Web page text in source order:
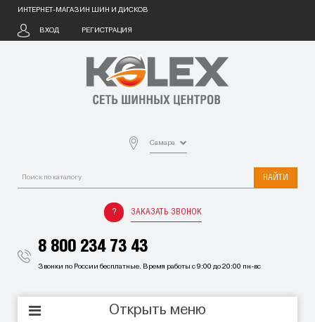
ИНТЕРНЕТ-МАГАЗИН ШИН И ДИСКОВ
ВХОД РЕГИСТРАЦИЯ
Самара
НАЙТИ
ЗАКАЗАТЬ ЗВОНОК
8 800 234 73 43
Звонки по России бесплатные. Время работы с 9:00 до 20:00 пн-вс
Открыть меню